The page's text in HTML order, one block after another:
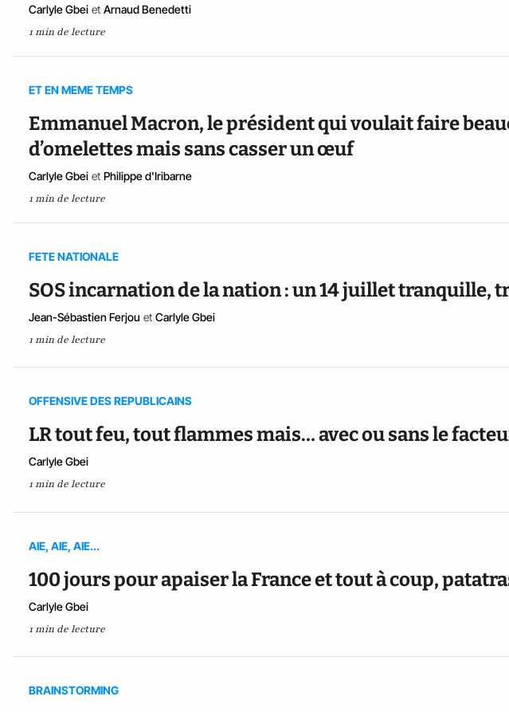
Carlyle Gbei et Arnaud Benedetti
1 min de lecture
ET EN MEME TEMPS
Emmanuel Macron, le président qui voulait faire
d’omelettes mais sans casser un œuf
Carlyle Gbei et Philippe d'Iribarne
1 min de lecture
FETE NATIONALE
SOS incarnation de la nation : un 14 juillet tranquille,
Jean-Sébastien Ferjou et Carlyle Gbei
1 min de lecture
OFFENSIVE DES REPUBLICAINS
LR tout feu, tout flammes mais… avec ou sans le
Carlyle Gbei
1 min de lecture
AIE, AIE, AIE...
100 jours pour apaiser la France et tout à coup,
Carlyle Gbei
1 min de lecture
BRAINSTORMING